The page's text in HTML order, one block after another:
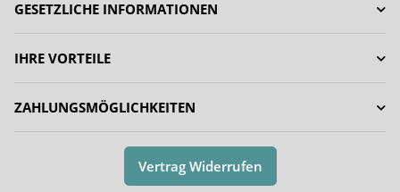
GESETZLICHE INFORMATIONEN
IHRE VORTEILE
ZAHLUNGSMÖGLICHKEITEN
Vertrag Widerrufen